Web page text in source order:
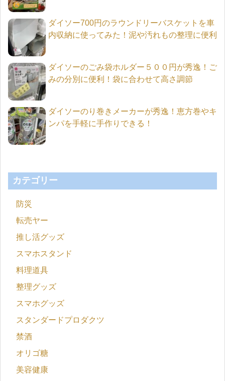
ダイソー700円のラウンドリーバスケットを車
内収納に使ってみた！泥や汚れもの整理に便利
ダイソーのごみ袋ホルダー５００円が秀逸！ご
みの分別に便利！袋に合わせて高さ調節
ダイソーのり巻きメーカーが秀逸！恵方巻やキ
ンパを手軽に手作りできる！
カテゴリー
防災
転売ヤー
推し活グッズ
スマホスタンド
料理道具
整理グッズ
スマホグッズ
スタンダードプロダクツ
禁酒
オリゴ糖
美容健康